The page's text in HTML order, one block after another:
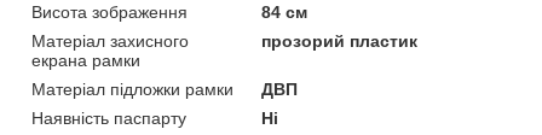
Висота зображення
84 см
Матеріал захисного
екрана рамки
прозорий пластик
Матеріал підложки рамки
ДВП
Наявність паспарту
Ні